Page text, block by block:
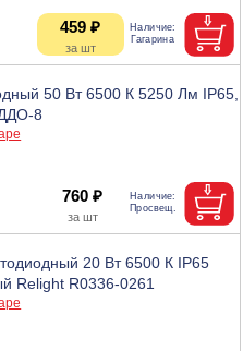
459 ₽
50 Вт 6500 К 5250 Лм IP65,
8
760 ₽
20 Вт 6500 К IP65
Relight R0336-0261